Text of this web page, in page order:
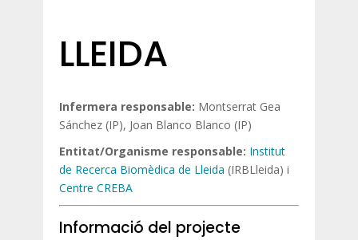
LLEIDA
Infermera responsable: Montserrat Gea
Sánchez (IP), Joan Blanco Blanco (IP)
Entitat/Organisme responsable: Institut
de Recerca Biomèdica de Lleida (IRBLleida) i
Centre CREBA
Informació del projecte